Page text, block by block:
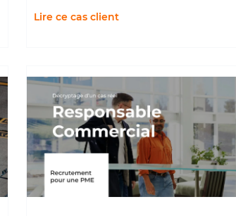
Lire ce cas client